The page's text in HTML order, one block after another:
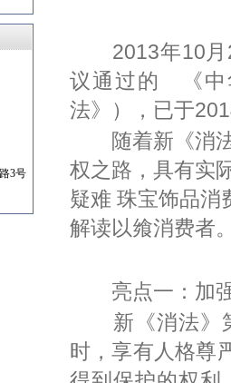
3号
2013年10月
议通过的 《中
法》），已于
随着新《消法
权之路，具有实
疑难 珠宝饰品消
解读以飨消费者
亮点一：加强
新《消法》第
时，享有人格尊